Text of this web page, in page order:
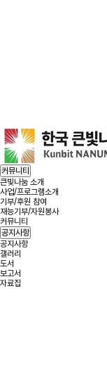
헤더설정
커뮤니티
큰빛나눔 소개
사업/프로그램소개
기부/후원 참여
재능기부/자원봉사
커뮤니티
공지사항
공지사항
갤러리
도서
보고서
자료집